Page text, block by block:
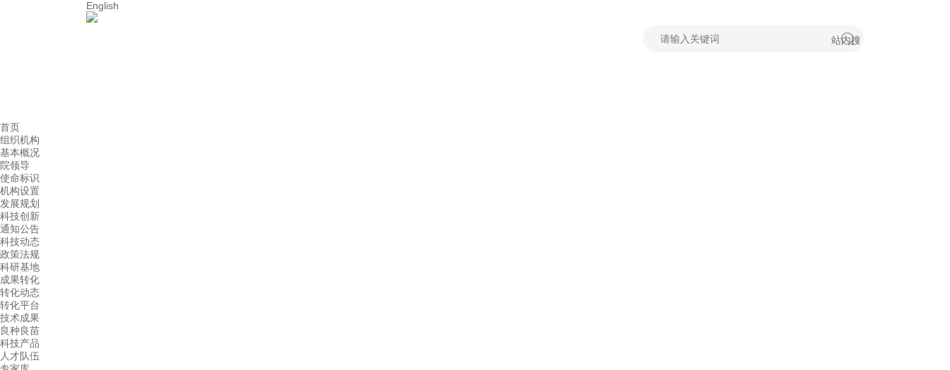
English
首页
组织机构
基本概况
院领导
使命标识
机构设置
发展规划
科技创新
通知公告
科技动态
政策法规
科研基地
成果转化
转化动态
转化平台
技术成果
良种良苗
科技产品
人才队伍